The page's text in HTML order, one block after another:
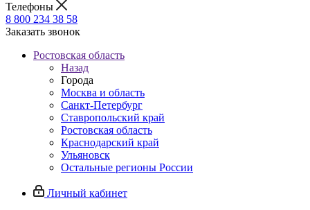
Телефоны
8 800 234 38 58
Заказать звонок
Ростовская область
Назад
Города
Москва и область
Санкт-Петербург
Ставропольский край
Ростовская область
Краснодарский край
Ульяновск
Остальные регионы России
Личный кабинет